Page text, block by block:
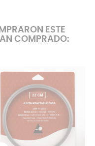
ESTE
COMPRADO: